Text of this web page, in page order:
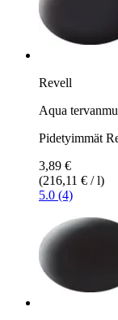
Revell
Aqua
Pidetyimmät
3,89 €
(216,11 € / l)
5.0 (4)